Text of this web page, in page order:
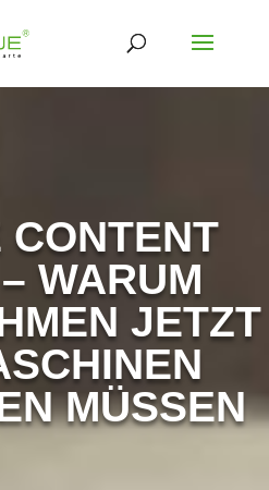
CONTENT
WARUM
JETZT
MÜSSEN